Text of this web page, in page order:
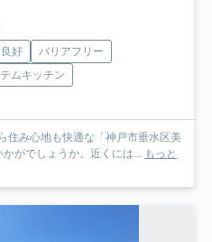
好
バリアフリー
ムキッチン
住み心地も快適な「神戸市垂水区美
がでしょうか。近くには... もっと